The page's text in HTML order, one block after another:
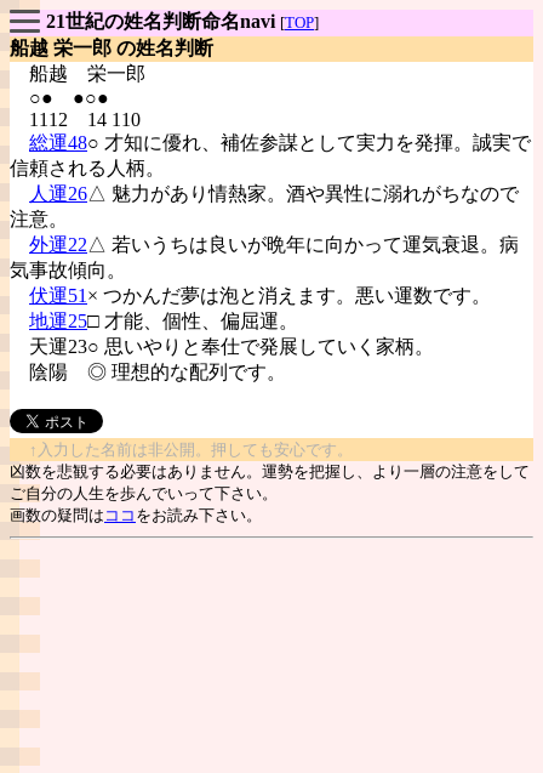
21世紀の姓名判断命名navi [TOP]
船越 栄一郎 の姓名判断
船越 栄一郎
○● ●○●
1112 14 110
総運48○ 才知に優れ、補佐参謀として実力を発揮。誠実で
信頼される人柄。
人運26△ 魅力があり情熱家。酒や異性に溺れがちなので
注意。
外運22△ 若いうちは良いが晩年に向かって運気衰退。病
気事故傾向。
伏運51 × つかんだ夢は泡と消えます。悪い運数です。
地運25□ 才能、個性、偏屈運。
天運23○ 思いやりと奉仕で発展していく家柄。
陰陽 ◎ 理想的な配列です。
↑入力した名前は非公開。押しても安心です。
凶数を悲観する必要はありません。運勢を把握し、より一層の注意をして
ご自分の人生を歩んでいって下さい。
画数の疑問は ココ をお読み下さい。